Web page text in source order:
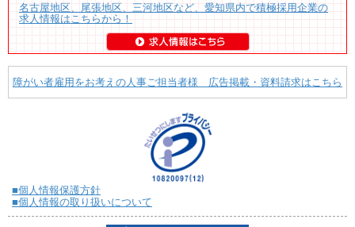
名古屋地区、尾張地区、三河地区など、愛知県内で積極採用企業の
求人情報はこちらから！
障がい者雇用をお考えの人事ご担当者様 広告掲載・資料請求はこちら
■個人情報保護方針
■個人情報の取り扱いについて